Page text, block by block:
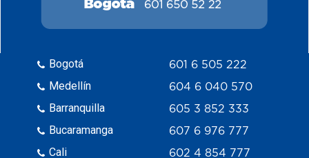
Bogotá
Medellín
Barranquilla
Bucaramanga
Cali
601 6 505 222
604 6 040 570
605 3 852 333
607 6 976 777
602 4 854 777